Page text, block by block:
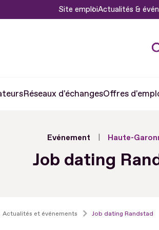
Site emploiActualités &
Réseaux d'échangesOffres
Evénement Haute-
Job dating
Actualités et événements Job dating Randstad